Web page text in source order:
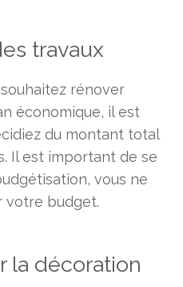
travaux
rénover
économique, il est
du montant total
Il est important de se
vous ne
votre budget.
la décoration